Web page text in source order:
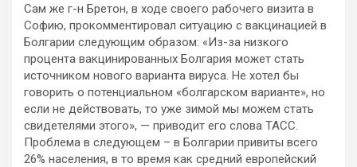
Сам же г-н Бретон, в ходе своего рабочего визита в
Софию, прокомментировал ситуацию с вакцинацией в
Болгарии следующим образом: «Из-за низкого
процента вакцинированных Болгария может стать
источником нового варианта вируса. Не хотел бы
говорить о потенциальном «болгарском варианте», но
если не действовать, то уже зимой мы можем стать
свидетелями этого», — приводит его слова ТАСС.
Проблема в следующем – в Болгарии привиты всего
26% населения, в то время как средний европейский